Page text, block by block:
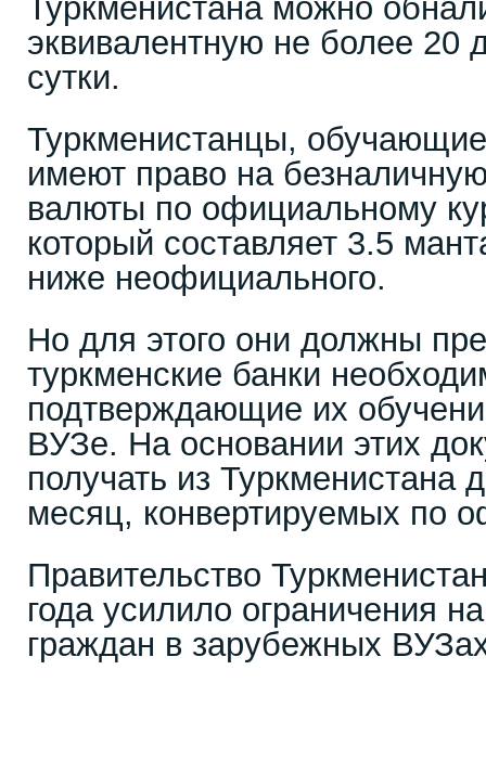
Туркменистана можно
эквивалентную не более
сутки.
Туркменистанцы,
имеют право на
валюты по официальному
который составляет 3.5
ниже неофициального.
Но для этого они должны
туркменские банки
подтверждающие их
ВУЗе. На основании этих
получать из Туркменистана
месяц, конвертируемых по
Правительство
года усилило ограничения
граждан в зарубежных